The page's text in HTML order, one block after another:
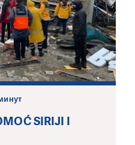
SIRIJI I